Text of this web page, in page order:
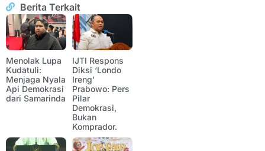
Berita Terkait
Menolak Lupa
Kudatuli:
Menjaga Nyala
Api Demokrasi
dari Samarinda
IJTI Respons
Diksi ‘Londo
Ireng’
Prabowo: Pers
Pilar
Demokrasi,
Bukan
Komprador.